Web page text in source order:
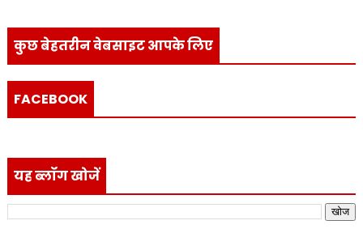
कुछ बेहतरीन वेबसाइट आपके लिए
FACEBOOK
यह ब्लॉग खोजें